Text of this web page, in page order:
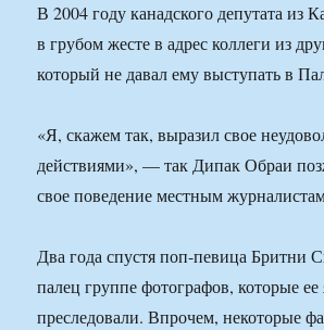
В 2004 году канадского депутата из
в грубом жесте в адрес коллеги из
который не давал ему выступать в
«Я, скажем так, выразил свое
действиями», — так Дипак Обраи
свое поведение местным
Два года спустя поп-певица Бритни
палец группе фотографов, которые
преследовали. Впрочем, некоторые